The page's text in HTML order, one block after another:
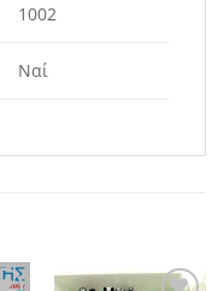
1002
Ναί